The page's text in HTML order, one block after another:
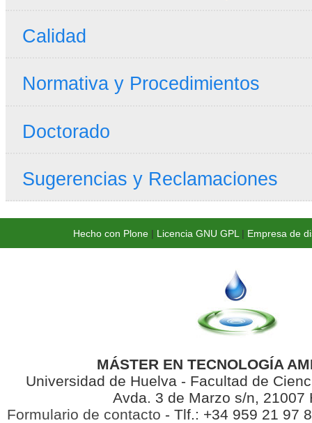
Calidad
Normativa y Procedimientos
Doctorado
Sugerencias y Reclamaciones
Hecho con Plone| Licencia GNU GPL | Empresa de
MÁSTER EN TECNOLOGÍA
Universidad de Huelva - Facultad de
Avda. 3 de Marzo s/n, 21007
Formulario de contacto - Tlf.: +34 959 21 97